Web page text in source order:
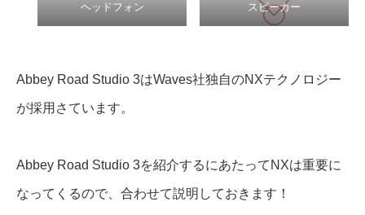
ヘッドフォン スピーカー
Abbey Road Studio 3はWaves社独自のNXテクノロジー
が採用さています。
Abbey Road Studio 3を紹介するにあたってNXは重要に
なってくるので、合わせて説明しておきます！